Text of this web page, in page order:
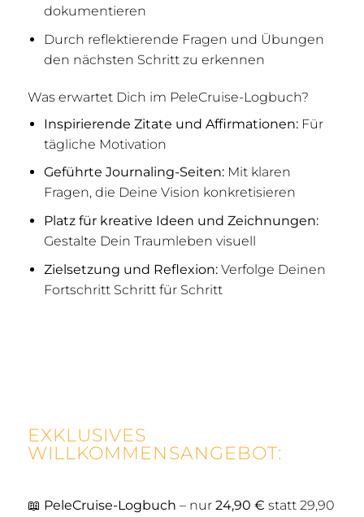
dokumentieren
Durch reflektierende Fragen und Übungen
den nächsten Schritt zu erkennen
Was erwartet Dich im PeleCruise-Logbuch?
Inspirierende Zitate und Affirmationen: Für
tägliche Motivation
Geführte Journaling-Seiten: Mit klaren
Fragen, die Deine Vision konkretisieren
Platz für kreative Ideen und Zeichnungen:
Gestalte Dein Traumleben visuell
Zielsetzung und Reflexion: Verfolge Deinen
Fortschritt Schritt für Schritt
EXKLUSIVES
WILLKOMMENSANGEBOT:
📖 PeleCruise-Logbuch – nur 24,90 € statt 29,90